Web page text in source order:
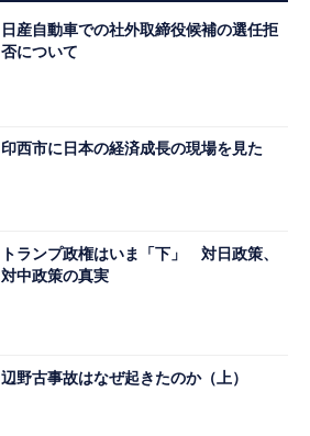
日産自動車での社外取締役候補の選任拒
否について
印西市に日本の経済成長の現場を見た
トランプ政権はいま「下」 対日政策、
対中政策の真実
辺野古事故はなぜ起きたのか（上）